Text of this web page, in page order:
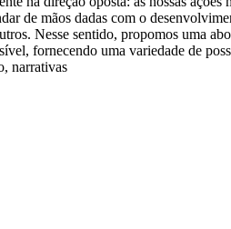
de mãos dadas com o
Nesse sentido, propomos uma
fornecendo uma variedade de
narrativas